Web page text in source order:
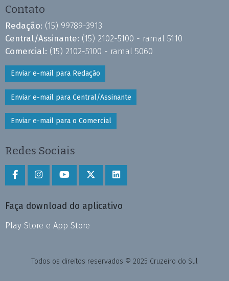
Contato
Redação: (15) 99789-3913
Central/Assinante: (15) 2102-5100 - ramal 5110
Comercial: (15) 2102-5100 - ramal 5060
Enviar e-mail para Redação
Enviar e-mail para Central/Assinante
Enviar e-mail para o Comercial
Redes Sociais
Faça download do aplicativo
Play Store e App Store
Todos os direitos reservados © 2025 Cruzeiro do Sul